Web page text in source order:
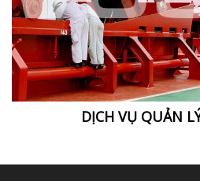
DỊCH VỤ QUẢN